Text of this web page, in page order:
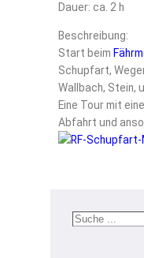
Dauer: ca. 2 h
Beschreibung:
Start beim
Schupfart,
Wallbach, Stein,
Eine Tour mit
Abfahrt und